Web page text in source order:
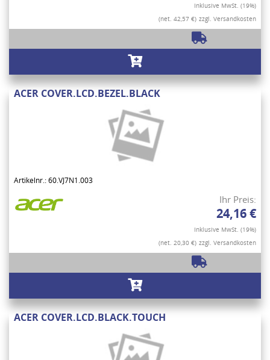
Inklusive MwSt. (19%)
(net. 42,57 €) zzgl. Versandkosten
ACER COVER.LCD.BEZEL.BLACK
Artikelnr.: 60.VJ7N1.003
Ihr Preis:
24,16 €
Inklusive MwSt. (19%)
(net. 20,30 €) zzgl. Versandkosten
ACER COVER.LCD.BLACK.TOUCH